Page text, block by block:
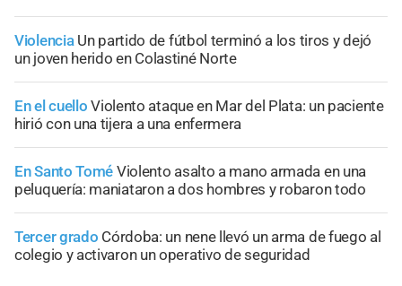
Violencia Un partido de fútbol terminó a los tiros y dejó
un joven herido en Colastiné Norte
En el cuello Violento ataque en Mar del Plata: un paciente
hirió con una tijera a una enfermera
En Santo Tomé Violento asalto a mano armada en una
peluquería: maniataron a dos hombres y robaron todo
Tercer grado Córdoba: un nene llevó un arma de fuego al
colegio y activaron un operativo de seguridad